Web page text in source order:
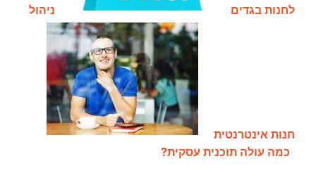
לחנות בגדים ניהול
חנות אינטרנטית
כמה עולה תוכנית עסקית?